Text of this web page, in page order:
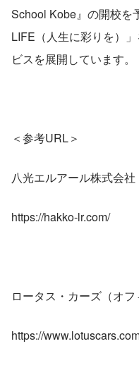
School Kobe』の開校を
LIFE（人生に彩りを）
ビスを展開しています。
＜参考URL＞
八光エルアール株式会社
https://hakko-lr.com/
ロータス・カーズ（オフ
https://